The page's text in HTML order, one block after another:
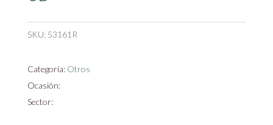
SKU: 53161R
Categoría: Otros
Ocasión:
Sector: